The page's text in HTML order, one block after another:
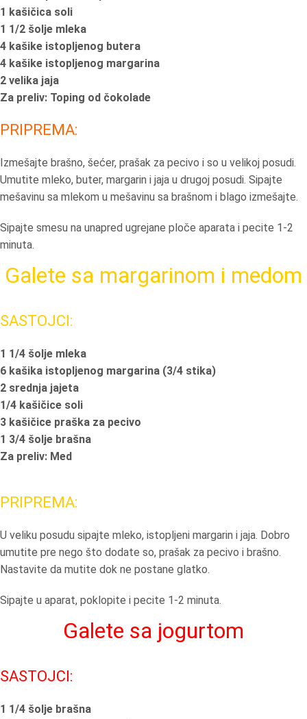
1 kašičica soli
1 1/2 šolje mleka
4 kašike istopljenog butera
4 kašike istopljenog margarina
2 velika jaja
Za preliv: Toping od čokolade
PRIPREMA:
Izmešajte brašno, šećer, prašak za pecivo i so u velikoj posudi.
Umutite mleko, buter, margarin i jaja u drugoj posudi. Sipajte
mešavinu sa mlekom u mešavinu sa brašnom i blago izmešajte.
Sipajte smesu na unapred ugrejane ploče aparata i pecite 1-2
minuta.
Galete sa margarinom i medom
SASTOJCI:
1 1/4 šolje mleka
6 kašika istopljenog margarina (3/4 stika)
2 srednja jajeta
1/4 kašičice soli
3 kašičice praška za pecivo
1 3/4 šolje brašna
Za preliv: Med
PRIPREMA:
U veliku posudu sipajte mleko, istopljeni margarin i jaja. Dobro
umutite pre nego što dodate so, prašak za pecivo i brašno.
Nastavite da mutite dok ne postane glatko.
Sipajte u aparat, poklopite i pecite 1-2 minuta.
Galete sa jogurtom
SASTOJCI:
1 1/4 šolje brašna